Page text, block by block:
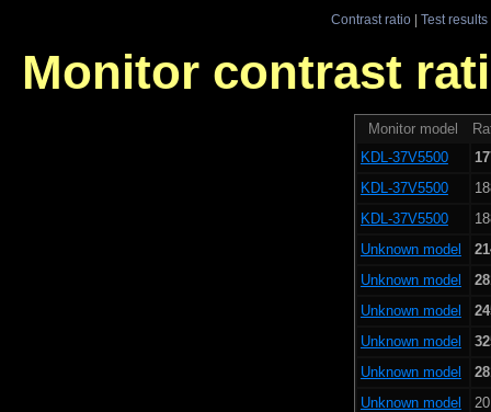
Contrast ratio| Test results
Monitor contrast
Monitor model
KDL-37V5500
KDL-37V5500
KDL-37V5500
Unknown model
Unknown model
Unknown model
Unknown model
Unknown model
Unknown model